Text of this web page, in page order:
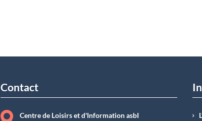
Contact
Centre de Loisirs et d'Information asbI